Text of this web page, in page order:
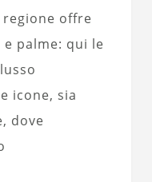
regione offre
palme: qui le
icone, sia
dove